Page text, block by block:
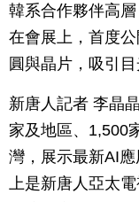
韓系合作夥伴高
在會展上，首度
圓與晶片，吸引目
新唐人記者 李晶
家及地區、1,500
灣，展示最新AI
上是新唐人亞太